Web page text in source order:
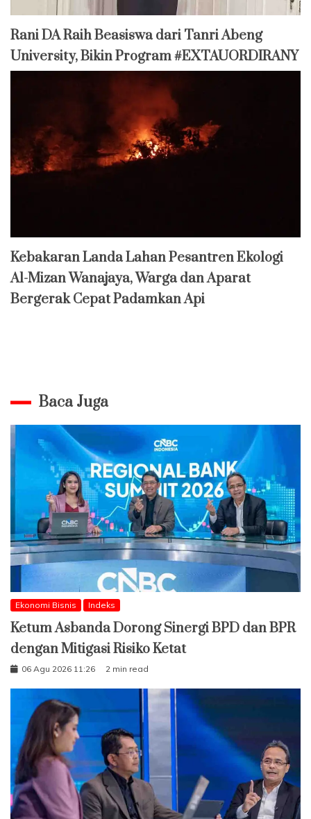
Rani DA Raih Beasiswa dari Tanri Abeng
University, Bikin Program #EXTAUORDIRANY
Kebakaran Landa Lahan Pesantren Ekologi
Al-Mizan Wanajaya, Warga dan Aparat
Bergerak Cepat Padamkan Api
Baca Juga
Ekonomi Bisnis Indeks
Ketum Asbanda Dorong Sinergi BPD dan BPR
dengan Mitigasi Risiko Ketat
06 Agu 2026 11:26 2 min read